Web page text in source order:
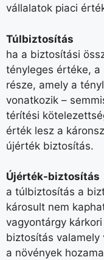
vállalatok piaci
Túlbiztosítás
ha a biztosítási
tényleges értéke,
része, amely a
vonatkozik –
térítési
érték lesz a
újérték biztosítás.
Újérték-biztosítás
a túlbiztosítás a
károsult nem
vagyontárgy
biztosítás valamely
a növények